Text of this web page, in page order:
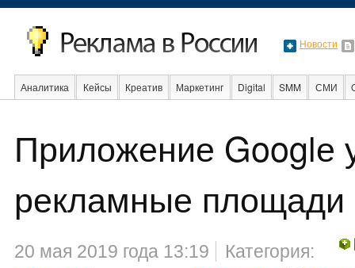
Новости
Аналитика Кейсы Креатив Маркетинг Digital SMM СМИ
Приложение Googlе
рекламные площади
20 мая 2019 года 13:19
Категория: